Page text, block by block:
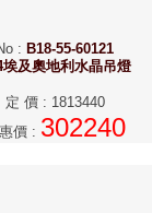
: B18-55-60121
埃及奧地利水晶吊燈
定 價: 1813440
價: 302240